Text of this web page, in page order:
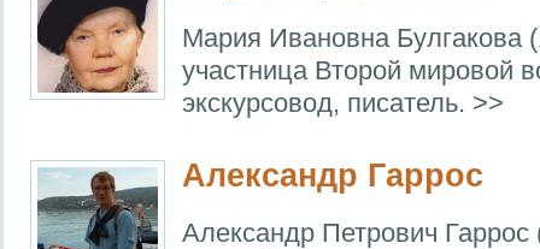
Мария Ивановна Булгакова
участница Второй мировой
экскурсовод, писатель. >>
Александр Гаррос
Александр Петрович Гаррос